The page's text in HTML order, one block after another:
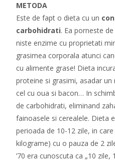
METODA
Este de fapt o dieta cu un
carbohidrati. Ea porneste
niste enzime cu proprietati
grasimea corporala atunci
cu alimente grase! Dieta
proteine si grasimi, asadar
cel cu oua si bacon… In
de carbohidrati, eliminand
fainoasele si cerealele. Dieta
perioada de 10-12 zile, in
kilograme) cu o pauza de 2
’70 era cunoscuta ca „10 zile,